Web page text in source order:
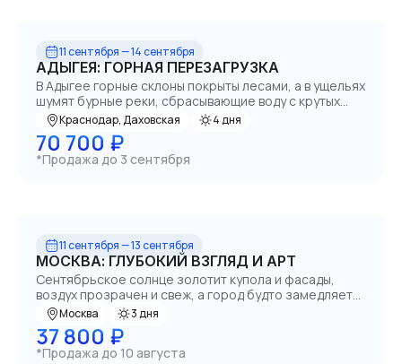
11 сентября — 14 сентября
АДЫГЕЯ: ГОРНАЯ ПЕРЕЗАГРУЗКА
В Адыгее горные склоны покрыты лесами, а в ущельях
шумят бурные реки, сбрасывающие воду с крутых
обрывов. Здесь можно за один день пройтись по
цветущим лугам, спуститься в прохладную пещеру,
искупаться в термоисточнике и получить заряд
адреналина.
Краснодар, Даховская 4 дня
70 700 ₽
*Продажа до 3 сентября
11 сентября — 13 сентября
МОСКВА: ГЛУБОКИЙ ВЗГЛЯД И АРТ
Сентябрьское солнце золотит купола и фасады,
воздух прозрачен и свеж, а город будто замедляет
бег, чтобы вы успели уловить его магию… Мы собрали
главные жемчужины Москвы в маршрут, где нет суеты
– только яркие впечатления и уютные остановки.
Москва 3 дня
37 800 ₽
*Продажа до 10 августа